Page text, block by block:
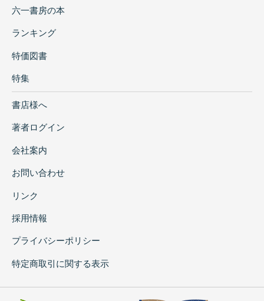
六一書房の本
ランキング
特価図書
特集
書店様へ
著者ログイン
会社案内
お問い合わせ
リンク
採用情報
プライバシーポリシー
特定商取引に関する表示